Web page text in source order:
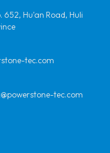
Hu'an Road, Huli
tec.com
tec.com